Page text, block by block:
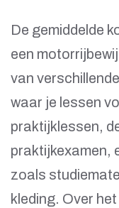
De gemiddelde
een
van
waar je lessen
praktijklessen,
praktijkexamen,
zoals
kleding. Over